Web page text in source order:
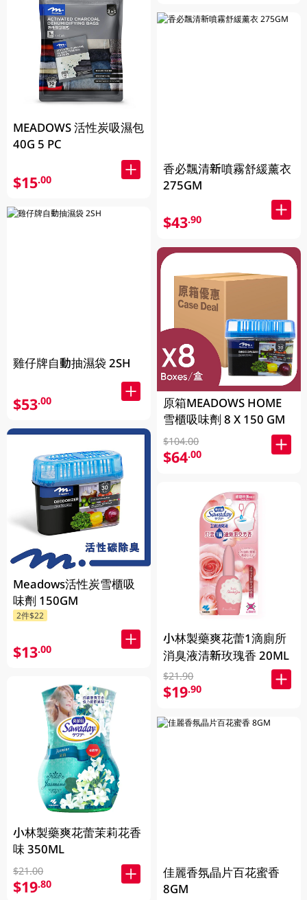
MEADOWS 活性炭吸濕包
40G 5 PC
$15.00
雞仔牌自動抽濕袋 2SH
$53.00
Meadows活性炭雪櫃吸
味劑 150GM
2件$22
$13.00
小林製藥爽花蕾茉莉花香
味 350ML
$21.00
$19.80
香必飄清新噴霧舒緩薰衣
275GM
$43.90
原箱MEADOWS HOME
雪櫃吸味劑 8 X 150 GM
$104.00
$64.00
小林製藥爽花蕾1滴廁所
消臭液清新玫瑰香 20ML
$21.90
$19.90
佳麗香氛晶片百花蜜香
8GM